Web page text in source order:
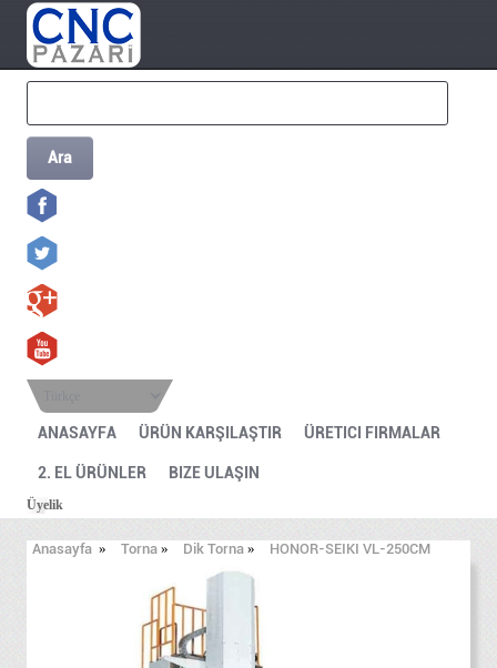
Ara
ANASAYFA ÜRÜN KARŞILAŞTIR ÜRETICI FIRMALAR
2. EL ÜRÜNLER BIZE ULAŞIN
Üyelik
Anasayfa » Torna » Dik Torna » HONOR-SEIKI VL-250CM